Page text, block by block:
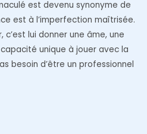
est devenu synonyme de
est à l’imperfection maîtrisée.
lui donner une âme, une
unique à jouer avec la
besoin d’être un professionnel